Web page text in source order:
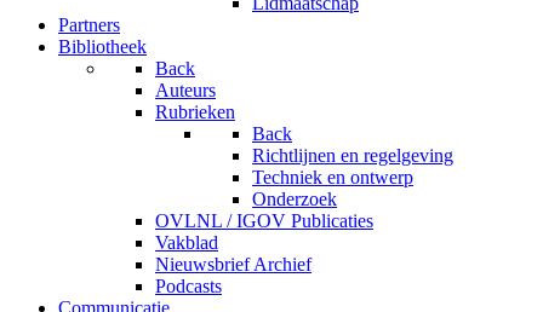
Partners
Bibliotheek
Back
Auteurs
Rubrieken
Back
Richtlijnen en regelgeving
Techniek en ontwerp
Onderzoek
OVLNL / IGOV Publicaties
Vakblad
Nieuwsbrief Archief
Podcasts
Communicatie